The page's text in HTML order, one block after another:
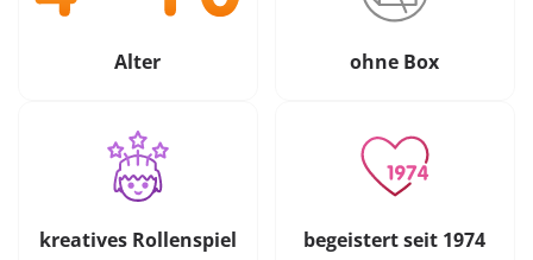
Alter ohne Box
kreatives Rollenspiel begeistert seit 1974